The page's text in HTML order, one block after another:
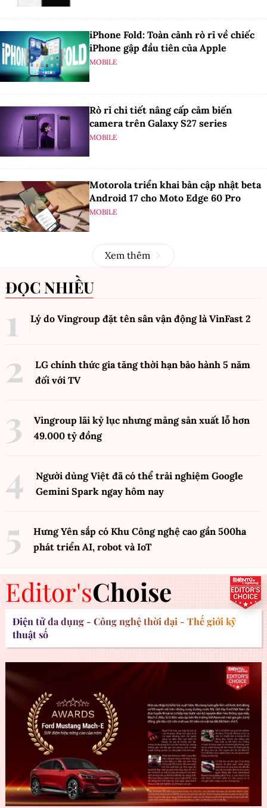
iPhone Fold: Toàn cảnh rò rỉ về chiếc
iPhone gập đầu tiên của Apple
MOBILE
Rò rỉ chi tiết nâng cấp cảm biến
camera trên Galaxy S27 series
MOBILE
Motorola triển khai bản cập nhật beta
Android 17 cho Moto Edge 60 Pro
MOBILE
Xem thêm
ĐỌC NHIỀU
Lý do Vingroup đặt tên sân vận động là VinFast 2
LG chính thức gia tăng thời hạn bảo hành 5 năm
đối với TV
Vingroup lãi kỷ lục nhưng mảng sản xuất lỗ hơn
49.000 tỷ đồng
Người dùng Việt đã có thể trải nghiệm Google
Gemini Spark ngay hôm nay
Hưng Yên sắp có Khu Công nghệ cao gần 500ha
phát triển AI, robot và IoT
Editor'sChoise
Điện tử đa dụng - Công nghệ thời đại - Thế giới kỹ
thuật số